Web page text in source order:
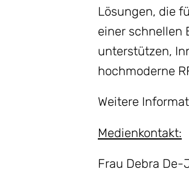
Lösungen, die
einer schnellen
unterstützen,
hochmoderne
Weitere
Medienkontakt:
Frau Debra De-